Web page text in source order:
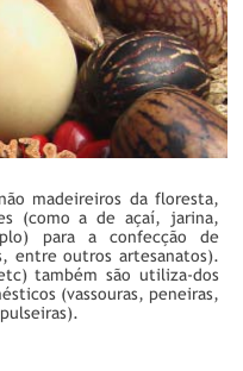
madeireiros da floresta,
(como a de açaí, jarina,
para a confecção de
entre outros artesanatos).
também são utiliza-dos
(vassouras, peneiras,